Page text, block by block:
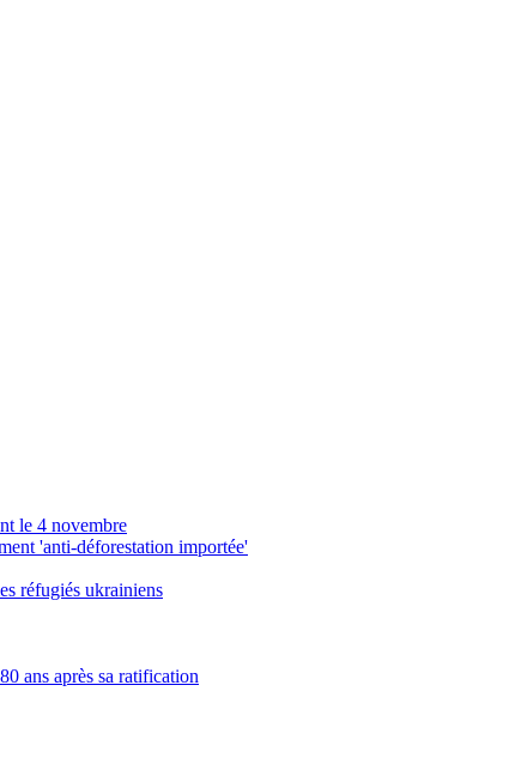
le 4 novembre
'anti-déforestation importée'
réfugiés ukrainiens
ans après sa ratification